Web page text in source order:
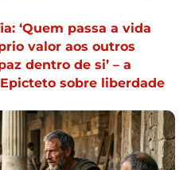
‘Quem passa a vida
valor aos outros
dentro de si’ – a
sobre liberdade